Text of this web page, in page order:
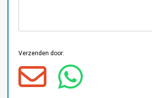
Verzenden door: